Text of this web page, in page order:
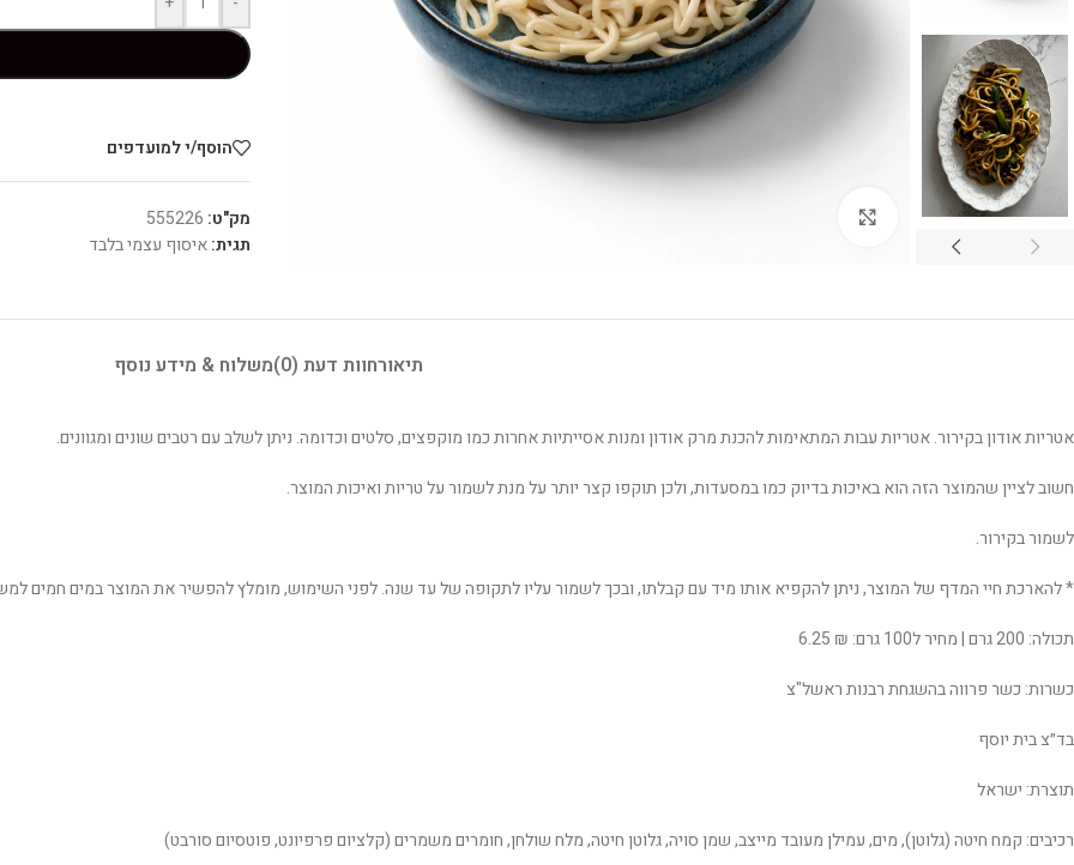
הוסף/י למועדפים
מק"ט: 555226
תגית:איסוף עצמי בלבד
תיאורחוות דעת (0) משלוח & מידע נוסף
אטריות אודון בקירור. אטריות עבות המתאימות להכנת מרק אודון ומנות אסייתיות אחרות כמו מוקפצים, סלטים וכדומה. ניתן לשלב עם רטבים שונים ומגוונים.
חשוב לציין שהמוצר הזה הוא באיכות בדיוק כמו במסעדות, ולכן תוקפו קצר יותר על מנת לשמור על טריות ואיכות המוצר.
לשמור בקירור.
* להארכת חיי המדף של המוצר, ניתן להקפיא אותו מיד עם קבלתו, ובכך לשמור עליו לתקופה של עד שנה. לפני השימוש, מומלץ להפשיר את המוצר במים חמים
תכולה: 200 גרם | מחיר ל100 גרם: ₪ 6.25
כשרות: כשר פרווה בהשגחת רבנות ראשל"צ
בד״צ בית יוסף
תוצרת: ישראל
רכיבים: קמח חיטה (גלוטן), מים, עמילן מעובד מייצב, שמן סויה, גלוטן חיטה, מלח שולחן, חומרים משמרים (קלציום פרפיונט, פוטסיום סורבט)